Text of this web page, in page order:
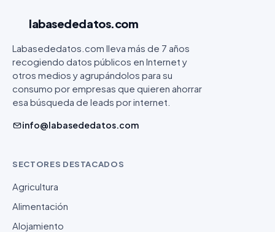
labasededatos.com
Labasededatos.com lleva más de 7 años
recogiendo datos públicos en Internet y
otros medios y agrupándolos para su
consumo por empresas que quieren ahorrar
esa búsqueda de leads por internet.
info@labasededatos.com
SECTORES DESTACADOS
Agricultura
Alimentación
Alojamiento